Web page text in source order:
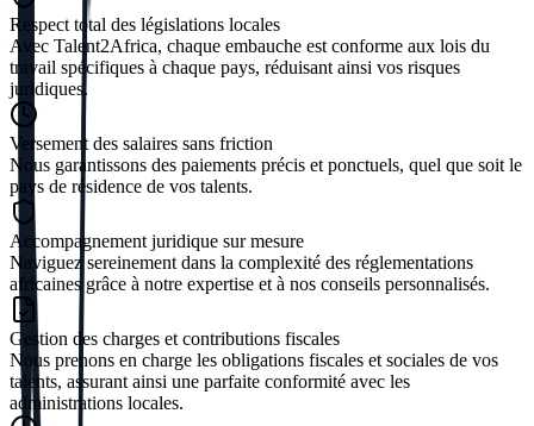
Respect total des législations locales
Avec Talent2Africa, chaque embauche est conforme aux lois du
travail spécifiques à chaque pays, réduisant ainsi vos risques
juridiques.
Versement des salaires sans friction
Nous garantissons des paiements précis et ponctuels, quel que soit le
pays de résidence de vos talents.
Accompagnement juridique sur mesure
Naviguez sereinement dans la complexité des réglementations
africaines grâce à notre expertise et à nos conseils personnalisés.
Gestion des charges et contributions fiscales
Nous prenons en charge les obligations fiscales et sociales de vos
talents, assurant ainsi une parfaite conformité avec les
administrations locales.